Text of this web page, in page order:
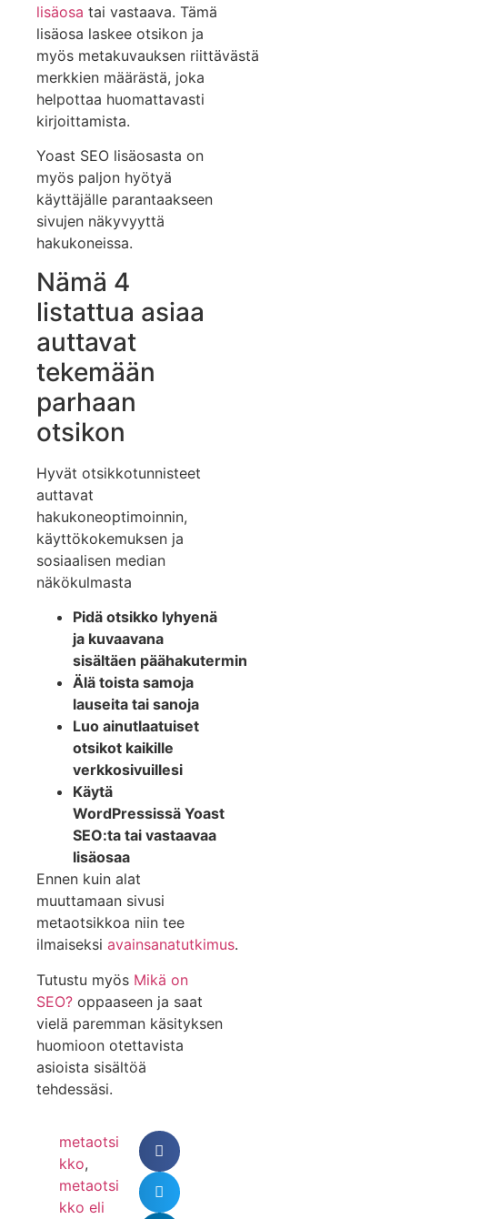
lisäosa tai vastaava. Tämä
lisäosa laskee otsikon ja
myös metakuvauksen riittävästä
merkkien määrästä, joka
helpottaa huomattavasti
kirjoittamista.
Yoast SEO lisäosasta on
myös paljon hyötyä
käyttäjälle parantaakseen
sivujen näkyvyyttä
hakukoneissa.
Nämä 4
listattua asiaa
auttavat
tekemään
parhaan
otsikon
Hyvät otsikkotunnisteet
auttavat
hakukoneoptimoinnin,
käyttökokemuksen ja
sosiaalisen median
näkökulmasta
Pidä otsikko lyhyenä
ja kuvaavana
sisältäen päähakutermin
Älä toista samoja
lauseita tai sanoja
Luo ainutlaatuiset
otsikot kaikille
verkkosivuillesi
Käytä
WordPressissä Yoast
SEO:ta tai vastaavaa
lisäosaa
Ennen kuin alat
muuttamaan sivusi
metaotsikkoa niin tee
ilmaiseksi avainsanatutkimus.
Tutustu myös Mikä on
SEO? oppaaseen ja saat
vielä paremman käsityksen
huomioon otettavista
asioista sisältöä
tehdessäsi.
metaotsi
kko,
metaotsi
kko eli